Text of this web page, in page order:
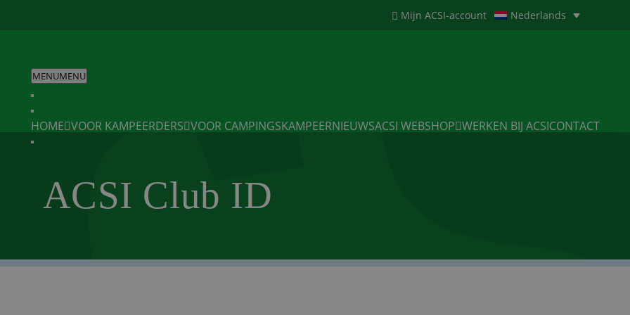
Mijn ACSI-account Nederlands
MENUMENU
HOME VOOR KAMPEERDERS VOOR CAMPINGSKAMPEERNIEUWSACSI WEBSHOP WERKEN BIJ ACSICONTACT
ACSI Club ID